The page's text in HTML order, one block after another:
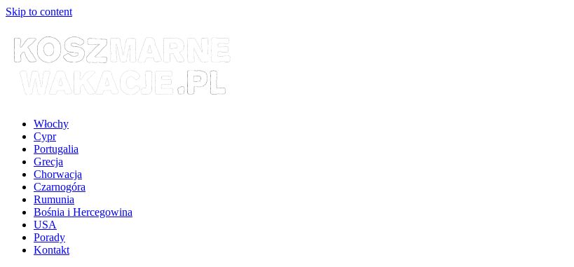
Skip to content
Włochy
Cypr
Portugalia
Grecja
Chorwacja
Czarnogóra
Rumunia
Bośnia i Hercegowina
USA
Porady
Kontakt